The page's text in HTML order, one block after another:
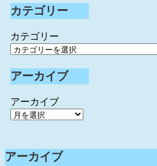
カテゴリー
カテゴリー
アーカイブ
アーカイブ
アーカイブ